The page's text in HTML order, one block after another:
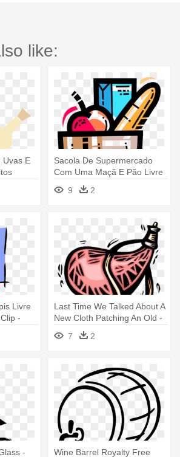
like:
Uvas E
Sacola De Supermercado
Com Uma Maçã E Pão Livre
De - Sacola De
Supermercado Png
9 2
Livre
-
Last Time We Talked About A
New Cloth Patching An Old -
Odre De Vinho Vetor
7 2
- Wine Barrel Royalty Free